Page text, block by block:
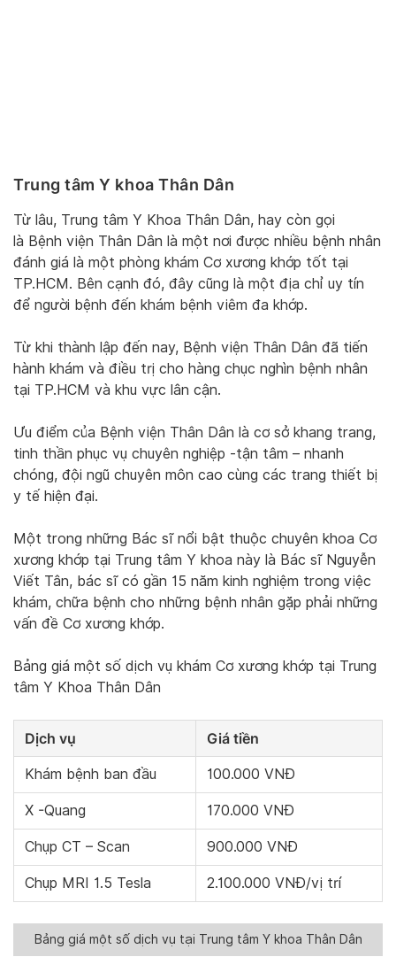
Trung tâm Y khoa Thân Dân
Từ lâu, Trung tâm Y Khoa Thân Dân, hay còn gọi
là Bệnh viện Thân Dân là một nơi được nhiều bệnh nhân
đánh giá là một phòng khám Cơ xương khớp tốt tại
TP.HCM. Bên cạnh đó, đây cũng là một địa chỉ uy tín
để người bệnh đến khám bệnh viêm đa khớp.
Từ khi thành lập đến nay, Bệnh viện Thân Dân đã tiến
hành khám và điều trị cho hàng chục nghìn bệnh nhân
tại TP.HCM và khu vực lân cận.
Ưu điểm của Bệnh viện Thân Dân là cơ sở khang trang,
tinh thần phục vụ chuyên nghiệp -tận tâm – nhanh
chóng, đội ngũ chuyên môn cao cùng các trang thiết bị
y tế hiện đại.
Một trong những Bác sĩ nổi bật thuộc chuyên khoa Cơ
xương khớp tại Trung tâm Y khoa này là Bác sĩ Nguyễn
Viết Tân, bác sĩ có gần 15 năm kinh nghiệm trong việc
khám, chữa bệnh cho những bệnh nhân gặp phải những
vấn đề Cơ xương khớp.
Bảng giá một số dịch vụ khám Cơ xương khớp tại Trung
tâm Y Khoa Thân Dân
Dịch vụ Giá tiền
Khám bệnh ban đầu 100.000 VNĐ
X -Quang 170.000 VNĐ
Chụp CT – Scan 900.000 VNĐ
Chụp MRI 1.5 Tesla 2.100.000 VNĐ/vị trí
Bảng giá một số dịch vụ tại Trung tâm Y khoa Thân Dân